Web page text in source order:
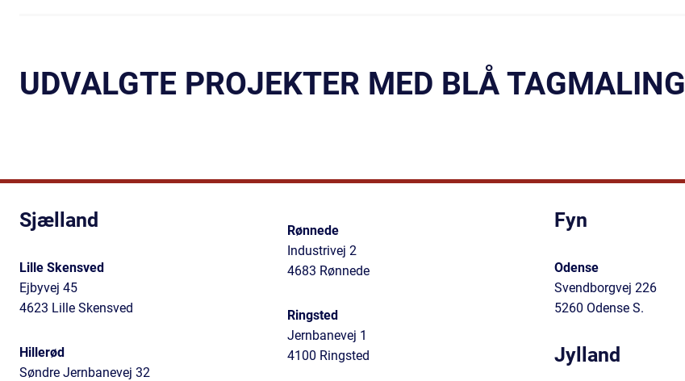
UDVALGTE PROJEKTER MED BLÅ TAGMALING
Sjælland
Lille Skensved
Ejbyvej 45
4623 Lille Skensved
Hillerød
Søndre Jernbanevej 32
Rønnede
Industrivej 2
4683 Rønnede
Ringsted
Jernbanevej 1
4100 Ringsted
Fyn
Odense
Svendborgvej 226
5260 Odense S.
Jylland